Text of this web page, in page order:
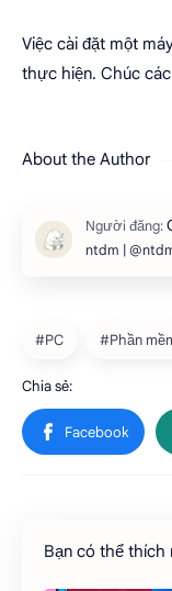
Việc cài đặt một
thực hiện. Chúc
About the Author
ntdm |
Bạn có thể thích